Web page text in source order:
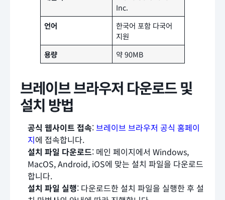
Inc.
언어
한국어 포함 다국어
지원
용량
약 90MB
브레이브 브라우저 다운로드 및
설치 방법
공식 웹사이트 접속:브레이브 브라우저 공식 홈페이
지에 접속합니다.
설치 파일 다운로드: 메인 페이지에서 Windows,
MacOS, Android, iOS에 맞는 설치 파일을 다운로드
합니다.
설치 파일 실행: 다운로드한 설치 파일을 실행한 후 설